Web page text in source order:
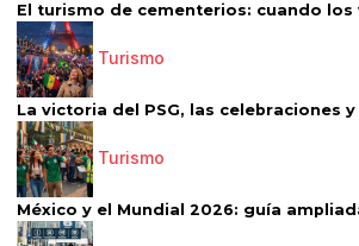
El turismo de cementerios: cuando los
Turismo
La victoria del PSG, las celebraciones y
Turismo
México y el Mundial 2026: guía